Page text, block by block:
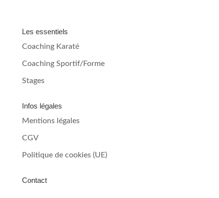
Les essentiels
Coaching Karaté
Coaching Sportif/Forme
Stages
Infos légales
Mentions légales
CGV
Politique de cookies (UE)
Contact